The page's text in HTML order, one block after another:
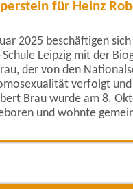
für Heinz
2025 beschäftigen
Leipzig mit der
der von den
verfolgt
Brau wurde am 8.
und wohnte
95, der heutigen